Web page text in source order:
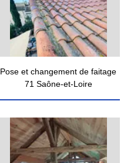
Pose et changement de faitage
71 Saône-et-Loire